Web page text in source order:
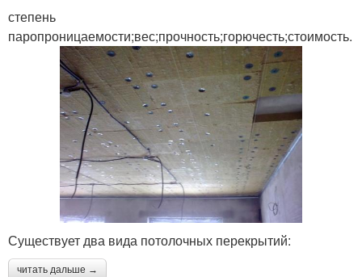
степень
паропроницаемости;вес;прочность;горючесть;стоимость.
Существует два вида потолочных перекрытий:
читать дальше →